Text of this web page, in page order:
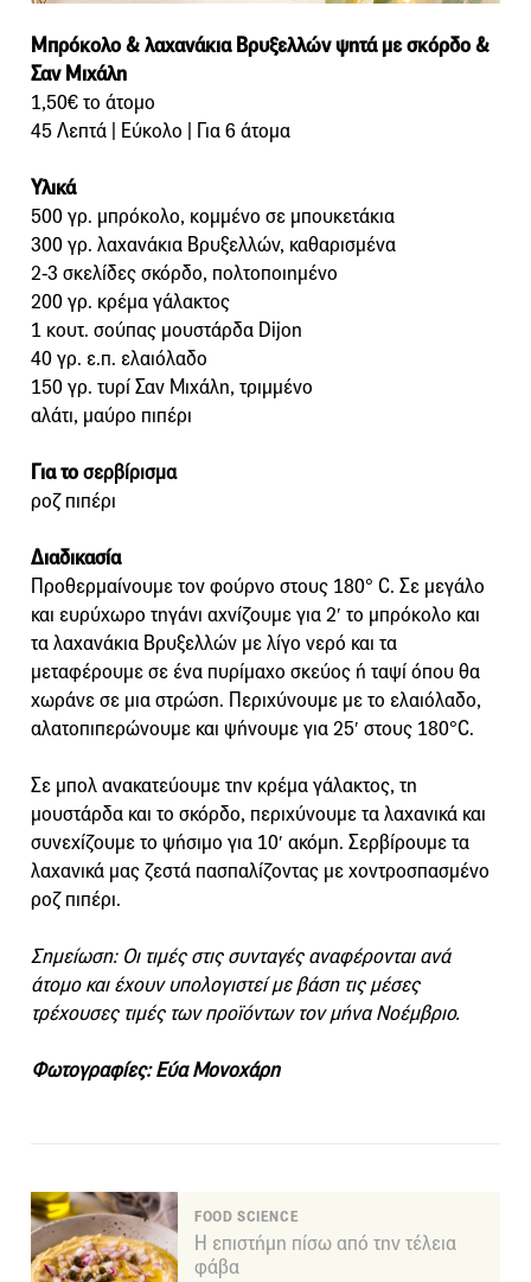
Μπρόκολο & λαχανάκια Βρυξελλών ψητά με σκόρδο &
Σαν Μιχάλη
1,50€ το άτομο
45 Λεπτά | Εύκολο | Για 6 άτομα
Υλικά
500 γρ. μπρόκολο, κομμένο σε μπουκετάκια
300 γρ. λαχανάκια Βρυξελλών, καθαρισμένα
2-3 σκελίδες σκόρδο, πολτοποιημένο
200 γρ. κρέμα γάλακτος
1 κουτ. σούπας μουστάρδα Dijon
40 γρ. ε.π. ελαιόλαδο
150 γρ. τυρί Σαν Μιχάλη, τριμμένο
αλάτι, μαύρο πιπέρι
Για τοσερβίρισμα
ροζ πιπέρι
Διαδικασία
Προθερμαίνουμε τον φούρνο στους 180° C. Σε μεγάλο
και ευρύχωρο τηγάνι αχνίζουμε για 2′ το μπρόκολο και
τα λαχανάκια Βρυξελλών με λίγο νερό και τα
μεταφέρουμε σε ένα πυρίμαχο σκεύος ή ταψί όπου θα
χωράνε σε μια στρώση. Περιχύνουμε με το ελαιόλαδο,
αλατοπιπερώνουμε και ψήνουμε για 25′ στους 180°C.
Σε μπολ ανακατεύουμε την κρέμα γάλακτος, τη
μουστάρδα και το σκόρδο, περιχύνουμε τα λαχανικά και
συνεχίζουμε το ψήσιμο για 10′ ακόμη. Σερβίρουμε τα
λαχανικά μας ζεστά πασπαλίζοντας με χοντροσπασμένο
ροζ πιπέρι.
Σημείωση: Οι τιμές στις συνταγές αναφέρονται ανά
άτομο και έχουν υπολογιστεί με βάση τις μέσες
τρέχουσες τιμές των προϊόντων τον μήνα Νοέμβριο.
Φωτογραφίες: Εύα Μονοχάρη
FOOD SCIENCE
Η επιστήμη πίσω από την τέλεια
φάβα